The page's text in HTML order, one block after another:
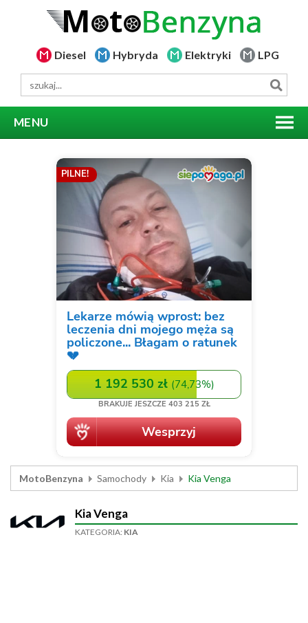
Diesel Hybryda Elektryki LPG
MENU
MotoBenzyna Samochody Kia Kia Venga
Kia Venga
KATEGORIA: KIA